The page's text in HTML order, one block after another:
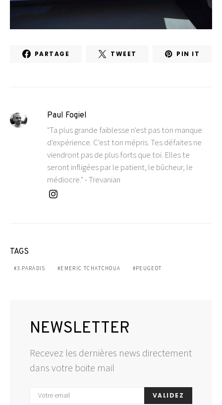
PARTAGE TWEET PIN IT
Paul Fogiel
"Ta plus grande faiblesse n'est pas ton manque
d'expérience. C'est ton mépris. Tes défaites ne
viendront pas de plus forts que toi. Elles te
seront infligées par le patient, le bûcheur, le
médiocre." - Trevanian
TAGS
3.PARADIS EMERIC TCHATCHOUA PEUGEOT
NEWSLETTER
Recevez les dernières news directement
dans votre boite mail
VALIDEZ